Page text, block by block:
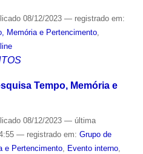
08/12/2023 — registrado em:
Memória e Pertencimento,
Tempo, Memória e
08/12/2023 — última
— registrado em: Grupo de
e Pertencimento, Evento interno,